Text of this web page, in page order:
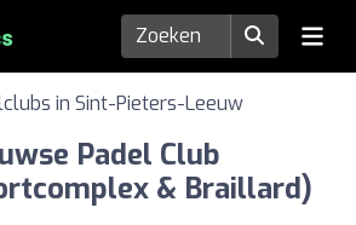
in Sint-Pieters-Leeuw
Padel Club
& Braillard)